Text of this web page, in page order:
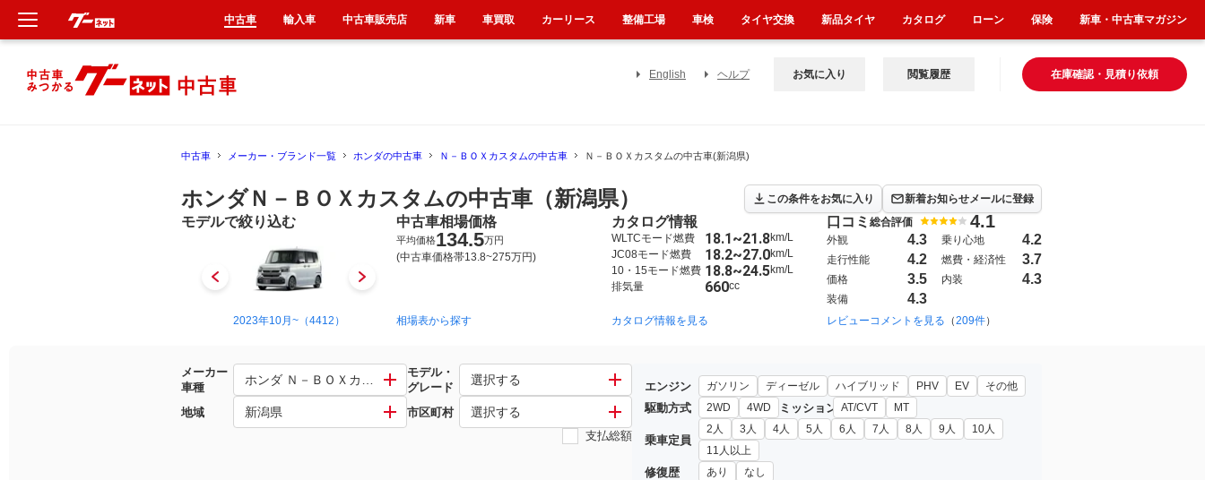
English ヘルプ 在庫確認・見積り依頼
お気に入り 閲覧履歴
中古車 メーカー・ブランド一覧 ホンダの中古車 Ｎ－ＢＯＸカスタムの中古車 Ｎ－ＢＯＸカスタムの中古車(新潟県)
ホンダＮ－ＢＯＸカスタムの中古車（新潟県） この条件をお気に入り 新着お知らせメールに登録
モデルで絞り込む
2023年10月~（4412） 2017年9月~2023年10月（6485） 2011年12月~2017年9月（2791） 2023年10月~（4412）
中古車相場価格
平均価格134.5万円
(中古車価格帯13.8~275万円)
相場表から探す
カタログ情報
WLTCモード燃費 18.1~21.8km/L
JC08モード燃費
18.2~27.0km/L
10・15モード燃費 18.8~24.5km/L
排気量
660cc
カタログ情報を見る
口コミ 総合評価 4.1
外観 4.3 乗り心地 4.2
走行性能 4.2 燃費・経済性 3.7
価格 3.5 内装 4.3
装備 4.3
レビューコメントを見る （209件）
メーカー
車種
ホンダ Ｎ－ＢＯＸカスタム
モデル・
グレード
選択する
地域 新潟県 市区町村 選択する
支払総額
エンジン ガソリン ディーゼル ハイブリッド PHV EV その他
駆動方式 2WD 4WD ミッション AT/CVT MT
乗車定員
2人 3人 4人 5人 6人 7人 8人 9人
10人
11人以上
修復歴 あり なし
中古車 輸入車 中古車販売店 新車 車買取 カーリース 整備工場 車検 タイヤ交換 新品タイヤ カタログ ローン 保険 新車・中古車マガジン
新車